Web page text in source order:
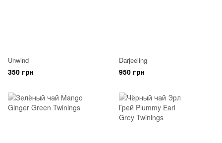
Unwind
350 грн
Darjeeling
950 грн